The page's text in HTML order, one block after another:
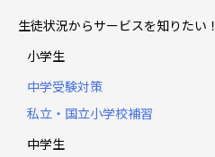
生徒状況からサービスを知りたい！
小学生
中学受験対策
私立・国立小学校補習
中学生